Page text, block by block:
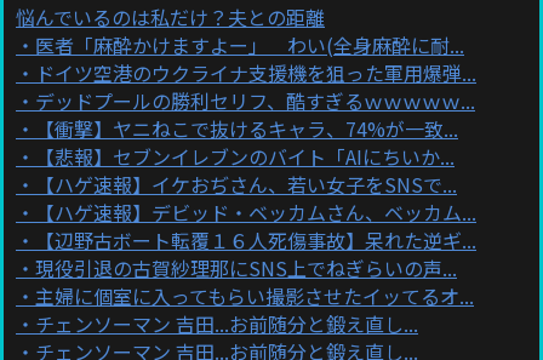
悩んでいるのは私だけ？夫との距離
医者「麻酔かけますよー」 わい(全身麻酔に耐...
ドイツ空港のウクライナ支援機を狙った軍用爆弾...
デッドプールの勝利セリフ、酷すぎるｗｗｗｗｗ...
【衝撃】ヤニねこで抜けるキャラ、74%が一致...
【悲報】セブンイレブンのバイト「AIにちいか...
【ハゲ速報】イケおぢさん、若い女子をSNSで...
【ハゲ速報】デビッド・ベッカムさん、ベッカム...
【辺野古ボート転覆１６人死傷事故】呆れた逆ギ...
現役引退の古賀紗理那にSNS上でねぎらいの声...
主婦に個室に入ってもらい撮影させたイッてるオ...
チェンソーマン 吉田...お前随分と鍛え直し...
チェンソーマン 吉田...お前随分と鍛え直し...